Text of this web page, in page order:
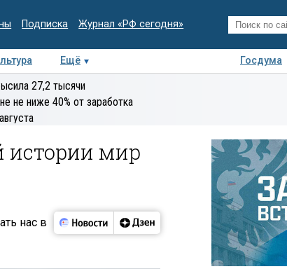
Подписка Журнал «РФ сегодня»
Ещё Госдума
Колумнисты
экспертиза
27,2 тысячи
не ниже 40% от заработка
истории мир
нас в